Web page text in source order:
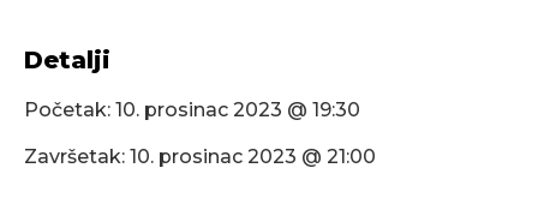
Detalji
Početak: 10. prosinac 2023 @ 19:30
Završetak: 10. prosinac 2023 @ 21:00